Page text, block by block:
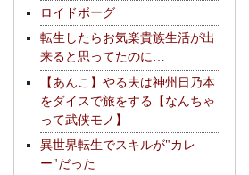
ロイドボーグ
転生したらお気楽貴族生活が出
来ると思ってたのに…
【あんこ】やる夫は神州日乃本
をダイスで旅をする【なんちゃ
って武侠モノ】
異世界転生でスキルが"カレ
ー"だった